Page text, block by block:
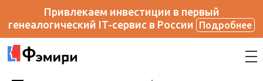
Привлекаем инвестиции в первый
генеалогический IT-сервис в России
Подробнее